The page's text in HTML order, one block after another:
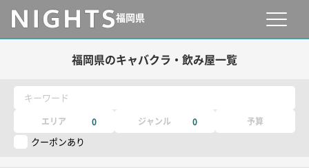
福岡県
福岡県のキャバクラ・飲み屋一覧
キーワード
エリア 0 ジャンル 0 予算
クーポンあり